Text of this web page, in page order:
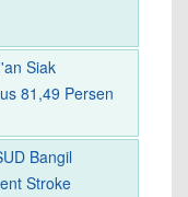
Siak
81,49 Persen
Bangil
Stroke